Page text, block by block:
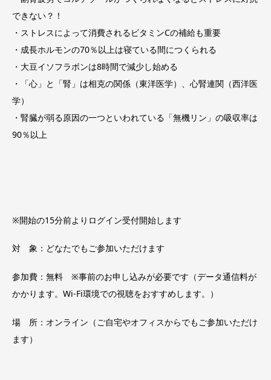
できない？！
・ストレスによって消費されるビタミンCの補給も重要
・成長ホルモンの70％以上は寝ている間につくられる
・大豆イソフラボンは8時間で減少し始める
・「心」と「腎」は相克の関係（東洋医学）、心腎連関（西洋医
学）
・腎臓が弱る原因の一つといわれている「無機リン」の吸収率は
90％以上
※開始の15分前よりログイン受付開始します
対 象：どなたでもご参加いただけます
参加費：無料 ※事前のお申し込みが必要です（データ通信料が
かかります。Wi-Fi環境での視聴をおすすめします。）
場 所：オンライン（ご自宅やオフィスからでもご参加いただけ
ます）